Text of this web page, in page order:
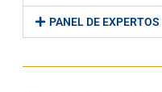
PANEL DE EXPERTOS